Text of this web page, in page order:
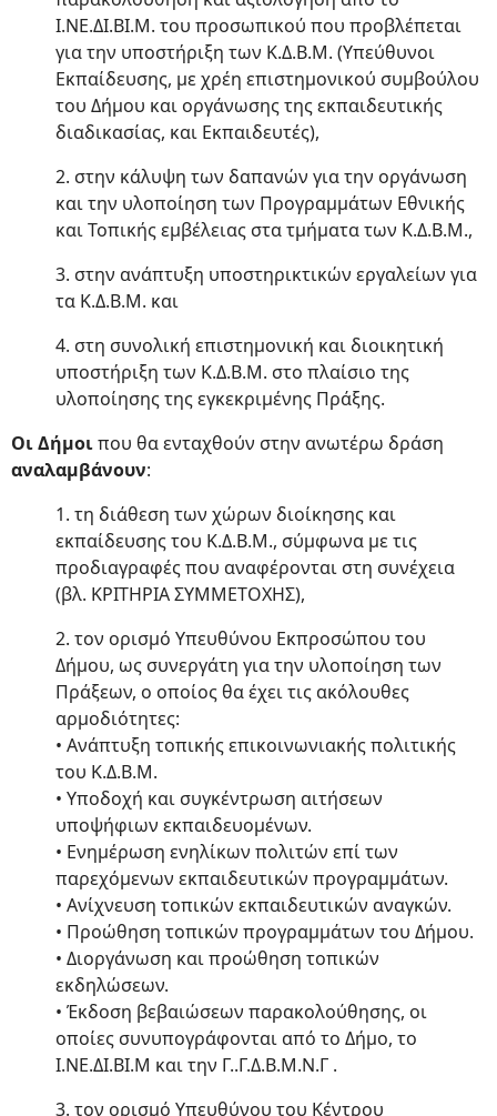
Ι.ΝΕ.ΔΙ.ΒΙ.Μ. του προσωπικού που προβλέπεται
για την υποστήριξη των Κ.Δ.Β.Μ. (Υπεύθυνοι
Εκπαίδευσης, με χρέη επιστημονικού συμβούλου
του Δήμου και οργάνωσης της εκπαιδευτικής
διαδικασίας, και Εκπαιδευτές),
2. στην κάλυψη των δαπανών για την οργάνωση
και την υλοποίηση των Προγραμμάτων Εθνικής
και Τοπικής εμβέλειας στα τμήματα των Κ.Δ.Β.Μ.,
3. στην ανάπτυξη υποστηρικτικών εργαλείων για
τα Κ.Δ.Β.Μ. και
4. στη συνολική επιστημονική και διοικητική
υποστήριξη των Κ.Δ.Β.Μ. στο πλαίσιο της
υλοποίησης της εγκεκριμένης Πράξης.
Οι Δήμοιπου θα ενταχθούν στην ανωτέρω δράση
αναλαμβάνουν:
1. τη διάθεση των χώρων διοίκησης και
εκπαίδευσης του Κ.Δ.Β.Μ., σύμφωνα με τις
προδιαγραφές που αναφέρονται στη συνέχεια
(βλ. ΚΡΙΤΗΡΙΑ ΣΥΜΜΕΤΟΧΗΣ),
2. τον ορισμό Υπευθύνου Εκπροσώπου του
Δήμου, ως συνεργάτη για την υλοποίηση των
Πράξεων, ο οποίος θα έχει τις ακόλουθες
αρμοδιότητες:
• Ανάπτυξη τοπικής επικοινωνιακής πολιτικής
του Κ.Δ.Β.Μ.
• Υποδοχή και συγκέντρωση αιτήσεων
υποψήφιων εκπαιδευομένων.
• Ενημέρωση ενηλίκων πολιτών επί των
παρεχόμενων εκπαιδευτικών προγραμμάτων.
• Ανίχνευση τοπικών εκπαιδευτικών αναγκών.
• Προώθηση τοπικών προγραμμάτων του Δήμου.
• Διοργάνωση και προώθηση τοπικών
εκδηλώσεων.
• Έκδοση βεβαιώσεων παρακολούθησης, οι
οποίες συνυπογράφονται από το Δήμο, το
Ι.ΝΕ.ΔΙ.ΒΙ.Μ και την Γ..Γ.Δ.Β.Μ.Ν.Γ .
3. τον ορισμό Υπευθύνου του Κέντρου